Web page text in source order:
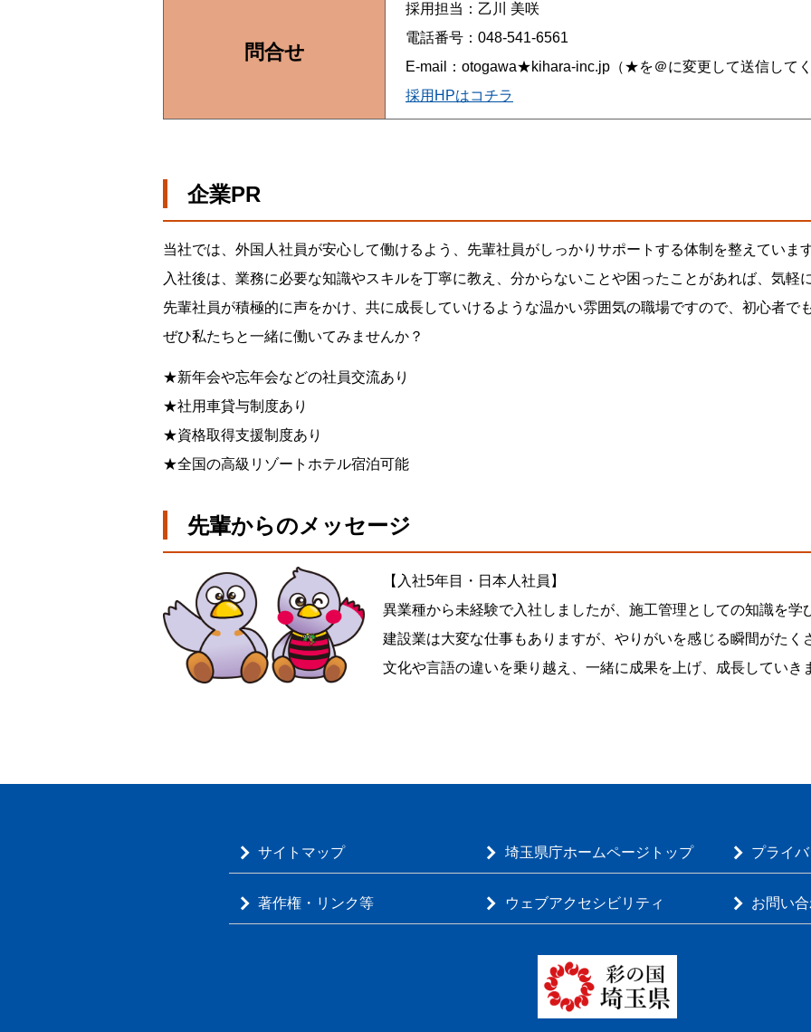
問合せ
採用担当：乙川 美咲
電話番号：048-541-6561
E-mail：otogawa★kihara-inc.jp（★を＠に変更して送信して
採用HPはコチラ
企業PR
当社では、外国人社員が安心して働けるよう、先輩社員がしっかりサポートする体制を整えていま
入社後は、業務に必要な知識やスキルを丁寧に教え、分からないことや困ったことがあれば、気軽
先輩社員が積極的に声をかけ、共に成長していけるような温かい雰囲気の職場ですので、初心者で
ぜひ私たちと一緒に働いてみませんか？
★新年会や忘年会などの社員交流あり
★社用車貸与制度あり
★資格取得支援制度あり
★全国の高級リゾートホテル宿泊可能
先輩からのメッセージ
【入社5年目・日本人社員】
異業種から未経験で入社しましたが、施工管理としての知識を学
建設業は大変な仕事もありますが、やりがいを感じる瞬間がたく
文化や言語の違いを乗り越え、一緒に成果を上げ、成長していき
サイトマップ 埼玉県庁ホームページトップ プライ
著作権・リンク等 ウェブアクセシビリティ お問い
彩の国 埼玉県